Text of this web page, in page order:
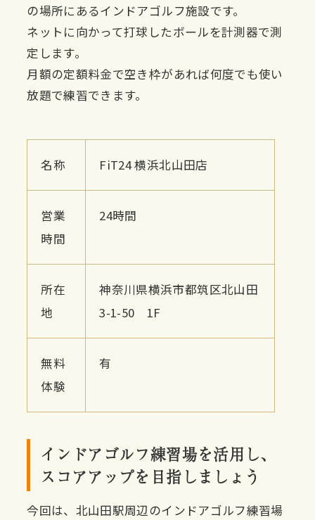
の場所にあるインドアゴルフ施設です。
ネットに向かって打球したボールを計測器で測
定します。
月額の定額料金で空き枠があれば何度でも使い
放題で練習できます。
名称 FiT24 横浜北山田店
営業
時間
24時間
所在
地
神奈川県横浜市都筑区北山田
3-1-50 1F
無料
体験
有
インドアゴルフ練習場を活用し、
スコアアップを目指しましょう
今回は、北山田駅周辺のインドアゴルフ練習場